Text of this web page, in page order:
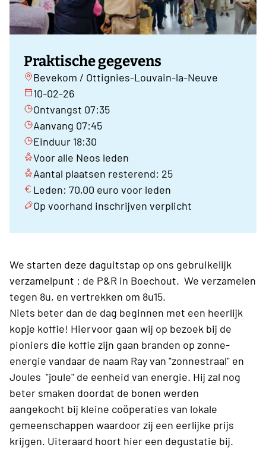
Praktische gegevens
Bevekom / Ottignies-Louvain-la-Neuve
10-02-26
Ontvangst 07:35
Aanvang 07:45
Einduur 18:30
Voor alle Neos leden
Aantal plaatsen resterend: 25
Leden: 70,00 euro voor leden
Op voorhand inschrijven verplicht
We starten deze daguitstap op ons gebruikelijk
verzamelpunt : de P&R in Boechout. We verzamelen
tegen 8u, en vertrekken om 8u15.
Niets beter dan de dag beginnen met een heerlijk
kopje koffie! Hiervoor gaan wij op bezoek bij de
pioniers die koffie zijn gaan branden op zonne-
energie vandaar de naam Ray van "zonnestraal" en
Joules "joule" de eenheid van energie. Hij zal nog
beter smaken doordat de bonen werden
aangekocht bij kleine coöperaties van lokale
gemeenschappen waardoor zij een eerlijke prijs
krijgen. Uiteraard hoort hier een degustatie bij.